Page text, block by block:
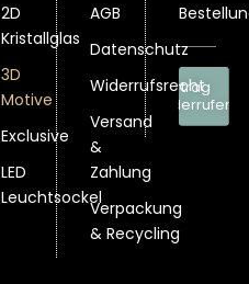
2D
Kristallglas
3D
Motive
Exclusive
LED
Leuchtsockel
AGB
Datenschutz
Widerrufsrecht
Versand
&
Zahlung
Verpackung
& Recycling
Vertrag
widerrufen